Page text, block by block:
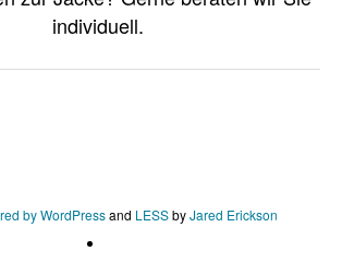
by WordPressand LESSbyJared Erickson